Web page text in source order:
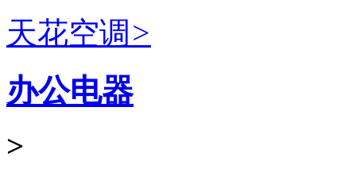
天花空调 >
办公电器
>